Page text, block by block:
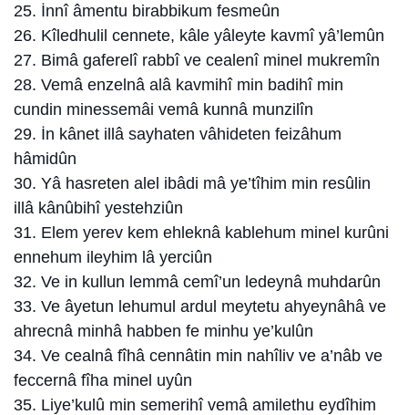
25. İnnî âmentu birabbikum fesmeûn
26. Kîledhulil cennete, kâle yâleyte kavmî yâ’lemûn
27. Bimâ gaferelî rabbî ve cealenî minel mukremîn
28. Vemâ enzelnâ alâ kavmihî min badihî min
cundin minessemâi vemâ kunnâ munzilîn
29. İn kânet illâ sayhaten vâhideten feizâhum
hâmidûn
30. Yâ hasreten alel ibâdi mâ ye’tîhim min resûlin
illâ kânûbihî yestehziûn
31. Elem yerev kem ehleknâ kablehum minel kurûni
ennehum ileyhim lâ yerciûn
32. Ve in kullun lemmâ cemî’un ledeynâ muhdarûn
33. Ve âyetun lehumul ardul meytetu ahyeynâhâ ve
ahrecnâ minhâ habben fe minhu ye’kulûn
34. Ve cealnâ fîhâ cennâtin min nahîliv ve a’nâb ve
feccernâ fîha minel uyûn
35. Liye’kulû min semerihî vemâ amilethu eydîhim